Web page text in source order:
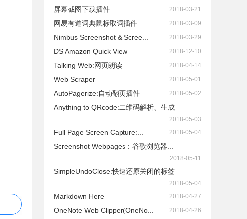
屏幕截图下载插件 2018-03-21
网易有道词典鼠标取词插件 2018-03-09
Nimbus Screenshot & Scree... 2018-03-29
DS Amazon Quick View 2018-12-10
Talking Web:网页朗读 2018-04-14
Web Scraper 2018-05-01
AutoPagerize:自动翻页插件 2018-05-02
Anything to QRcode:二维码解析、生成
2018-05-03
Full Page Screen Capture:... 2018-05-04
Screenshot Webpages：谷歌浏览器...
2018-05-11
SimpleUndoClose:快速还原关闭的标签
2018-05-04
Markdown Here 2018-04-27
OneNote Web Clipper(OneNo... 2018-04-26